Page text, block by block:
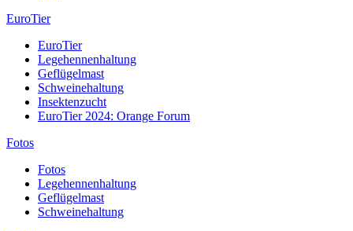
EuroTier
EuroTier
Legehennenhaltung
Geflügelmast
Schweinehaltung
Insektenzucht
EuroTier 2024: Orange Forum
Fotos
Fotos
Legehennenhaltung
Geflügelmast
Schweinehaltung